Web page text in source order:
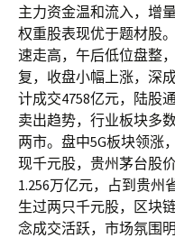
主力资金温和流入，增
权重股表现优于题材股
速走高，午后低位盘整
复，收盘小幅上涨，深
计成交4758亿元，陆股
卖出趋势，行业板块多
两市。盘中5G板块领涨
现千元股，贵州茅台股
1.256万亿元，占到贵州
生过两只千元股，区块
念成交活跃，市场氛围